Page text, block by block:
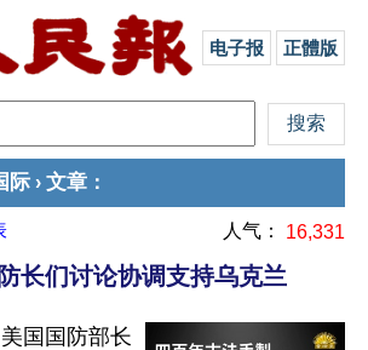
电子报 正體版
际 › 文章 ：
人气： 16,331
长们讨论协调支持乌克兰
国国防部长